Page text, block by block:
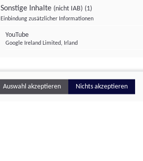
Sonstige Inhalte (nicht IAB) (1)
Einbindung zusätzlicher Informationen
YouTube
Google Ireland Limited, Irland
Auswahl akzeptieren Nichts akzeptieren